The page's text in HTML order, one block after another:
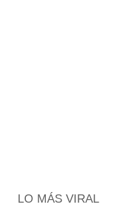
LO MÁS VIRAL